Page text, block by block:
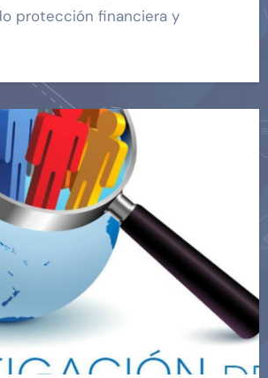
protección financiera y